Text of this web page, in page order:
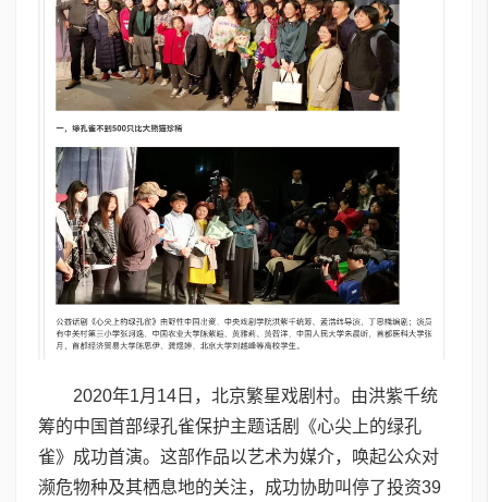
2020年1月14日，北京繁星戏剧村。由洪紫千统
筹的中国首部绿孔雀保护主题话剧《心尖上的绿孔
雀》成功首演。这部作品以艺术为媒介，唤起公众对
濒危物种及其栖息地的关注，成功协助叫停了投资39